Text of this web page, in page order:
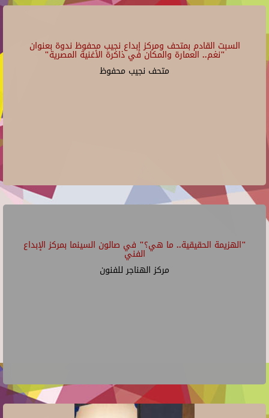
السبت القادم بمتحف ومركز إبداع نجيب محفوظ ندوة بعنوان
"نغم.. العمارة والمكان في ذاكرة الأغنية المصرية"
متحف نجيب محفوظ
"الهزيمة الحقيقية.. ما هي؟" في صالون السينما بمركز الإبداع
الفني
مركز الهناجر للفنون